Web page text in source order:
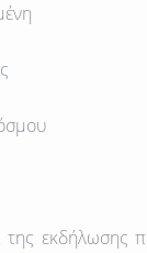
της εκδήλωσης